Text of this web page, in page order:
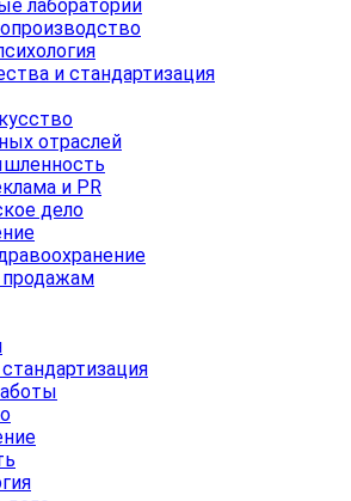
лаборатории
и стандартизация
отраслей
и PR
дело